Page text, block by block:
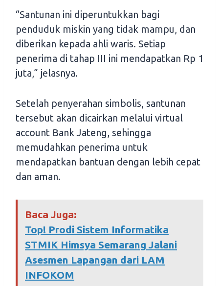
“Santunan ini diperuntukkan bagi
penduduk miskin yang tidak mampu, dan
diberikan kepada ahli waris. Setiap
penerima di tahap III ini mendapatkan Rp 1
juta,” jelasnya.
Setelah penyerahan simbolis, santunan
tersebut akan dicairkan melalui virtual
account Bank Jateng, sehingga
memudahkan penerima untuk
mendapatkan bantuan dengan lebih cepat
dan aman.
Baca Juga:
Top! Prodi Sistem Informatika
STMIK Himsya Semarang Jalani
Asesmen Lapangan dari LAM
INFOKOM